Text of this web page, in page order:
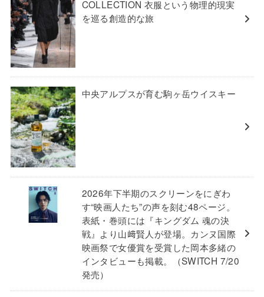
COLLECTION 衣服という物理的現実
を巡る創造的な旅
中央アルプスが育む駒ヶ岳ウイスキー
2026年下半期のスクリーンをにぎわ
す“映画人たち”の声を刻む48ページ。
表紙・巻頭には『キングダム 魂の決
戦』より山﨑賢人が登場。カンヌ国際
映画祭で女優賞を受賞した岡本多緒の
インタビューも掲載。（SWITCH 7/20
発売）